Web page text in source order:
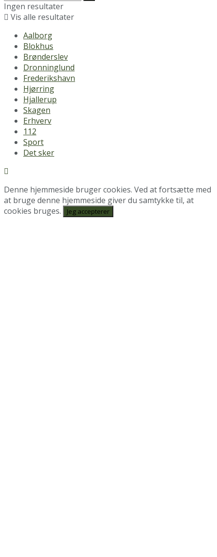
Ingen resultater
Vis alle resultater
Aalborg
Blokhus
Brønderslev
Dronninglund
Frederikshavn
Hjørring
Hjallerup
Skagen
Erhverv
112
Sport
Det sker
Denne hjemmeside bruger cookies. Ved at fortsætte med
at bruge denne hjemmeside giver du samtykke til, at
cookies bruges.
Jeg accepterer